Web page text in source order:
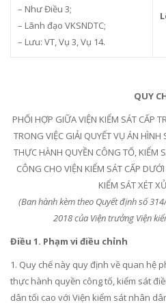
– Như Điều 3;
– Lãnh đạo VKSNDTC;
– Lưu: VT, Vụ 3, Vụ 14.
QUY
PHỐI HỢP GIỮA VIỆN KIỂM SÁT CẤP
TRONG VIỆC GIẢI QUYẾT VỤ ÁN HÌNH
THỰC HÀNH QUYỀN CÔNG TỐ, KIỂM
CÔNG CHO VIỆN KIỂM SÁT CẤP
KIỂM SÁT XÉT
(Ban hành kèm theo Quyết định số314
2018 của Viện trưởng Viện
Điều 1. Phạm vi điều chỉnh
1. Quy chế này quy định về quan hệ
thực hành quyền công tố, kiểm sát
dân tối cao với Viện kiểm sát nhân